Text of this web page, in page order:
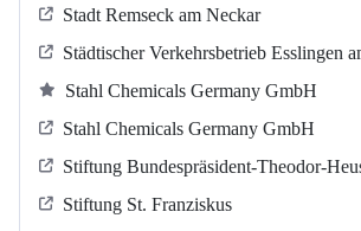
Stadt Remseck am Neckar
Städtischer Verkehrsbetrieb Esslingen
Stahl Chemicals Germany GmbH
Stahl Chemicals Germany GmbH
Stiftung Bundespräsident-Theodor-
Stiftung St. Franziskus